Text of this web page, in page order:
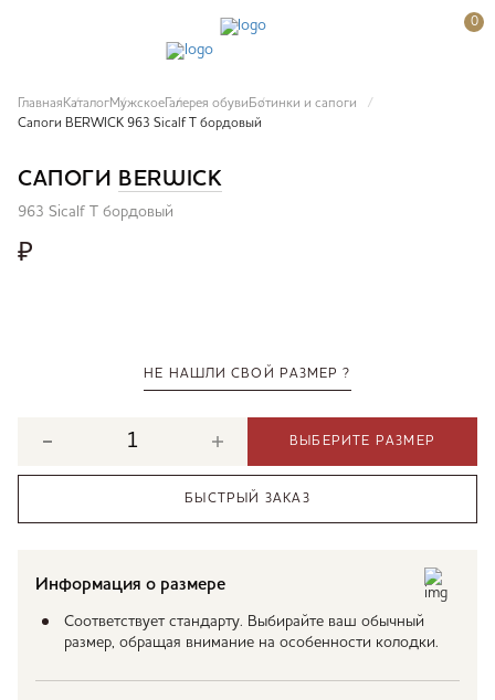
0
Главная КаталогМужское Галерея обуви Ботинки и сапоги
Сапоги BERWICK 963 Sicalf T бордовый
САПОГИ BERWICK
963 Sicalf T бордовый
₽
НЕ НАШЛИ СВОЙ РАЗМЕР ?
ВЫБЕРИТЕ РАЗМЕР
БЫСТРЫЙ ЗАКАЗ
Информация о размере
Соответствует стандарту. Выбирайте ваш обычный
размер, обращая внимание на особенности колодки.